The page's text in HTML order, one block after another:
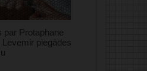
par Protaphane
Levemir piegādes